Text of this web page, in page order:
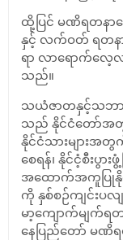
ထို့ပြင် မဏိရတနာ
နှင့် လက်ဝတ် ရတနာ
ရာ လာရောက်လေ့
သည်။
သယံဇာတနှင့်သဘာဝ
သည် နိုင်ငံတော်အတွက်
နိုင်ငံသားများအတွက်
စေရန်၊ နိုင်ငံ့စီးပွ
အထောက်အကူပြုနိုင်ရ
ကို နှစ်စဉ်ကျင်းပလျ
မာ့ကျောက်မျက်ရ
နေပြည်တော် မဏိရ